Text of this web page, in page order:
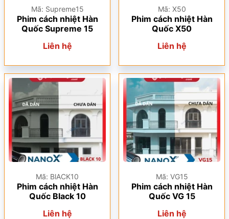
Mã: Supreme15
Phim cách nhiệt Hàn
Quốc Supreme 15
Liên hệ
Mã: X50
Phim cách nhiệt Hàn
Quốc X50
Liên hệ
Mã: BlACK10
Phim cách nhiệt Hàn
Quốc Black 10
Liên hệ
Mã: VG15
Phim cách nhiệt Hàn
Quốc VG 15
Liên hệ